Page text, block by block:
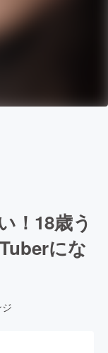
！18歳う
にな